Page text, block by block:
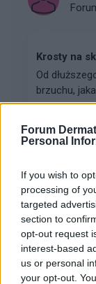
Forum
Personal
If you wish to
processing of
targeted
section to
opt-out request
interest-based
us or personal
your opt-out.
Krosty na
Od
brzuchu,
mezczyzna.
co to jest
Jak w
jest ?? czy
??